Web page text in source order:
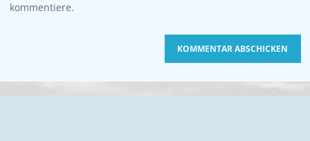
kommentiere.